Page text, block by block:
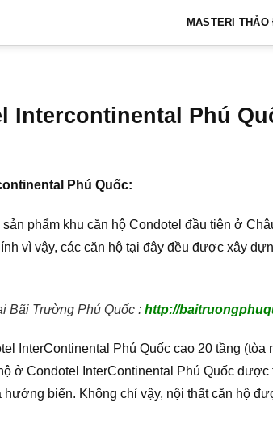
MASTERI THẢO
Intercontinental Phú
Phú Quốc:
sản phẩm khu căn hộ Condotel đầu tiên ở
vì vậy, các căn hộ tại đây đều được xây
Bãi Trường Phú Quốc : http://
InterContinental Phú Quốc cao 20 tầng
ở Condotel InterContinental Phú Quốc
biển. Không chỉ vậy, nội thất căn hộ